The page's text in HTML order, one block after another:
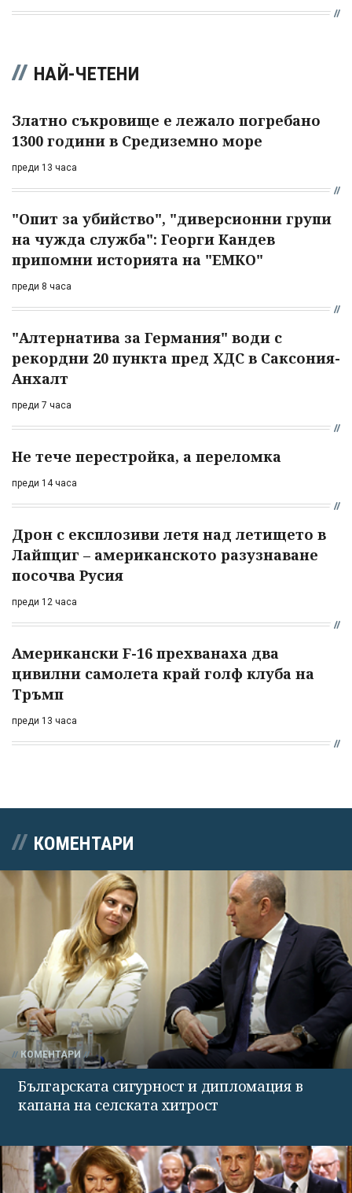
НАЙ-ЧЕТЕНИ
Златно съкровище е лежало погребано
1300 години в Средиземно море
преди 13 часа
"Опит за убийство", "диверсионни групи
на чужда служба": Георги Кандев
припомни историята на "ЕМКО"
преди 8 часа
"Алтернатива за Германия" води с
рекордни 20 пункта пред ХДС в Саксония-
Анхалт
преди 7 часа
Не тече перестройка, а переломка
преди 14 часа
Дрон с експлозиви летя над летището в
Лайпциг – американското разузнаване
посочва Русия
преди 12 часа
Американски F-16 прехванаха два
цивилни самолета край голф клуба на
Тръмп
преди 13 часа
КОМЕНТАРИ
КОМЕНТАРИ
Българската сигурност и дипломация в
капана на селската хитрост